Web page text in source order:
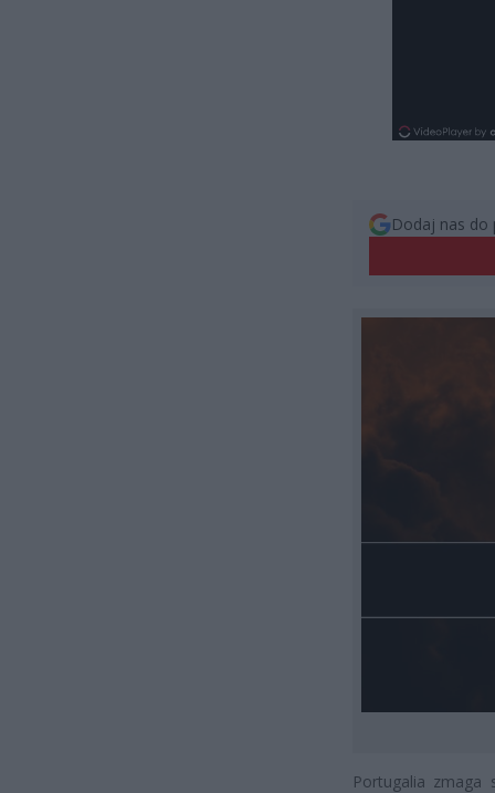
Dodaj nas do
Portugalia zmaga